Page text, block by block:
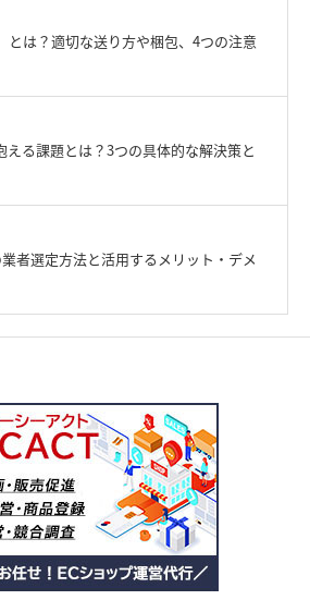
とは？適切な送り方や梱包、4つの注意
える課題とは？3つの具体的な解決策と
者選定方法と活用するメリット・デメ